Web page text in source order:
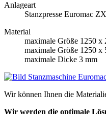
Anlageart
Stanzpresse Euromac
Material
maximale Größe 1250 x
maximale Größe 1250 x
maximale Dicke 3 mm
Stanzmaschine
Wir können Ihnen die
Wir werden die optimale